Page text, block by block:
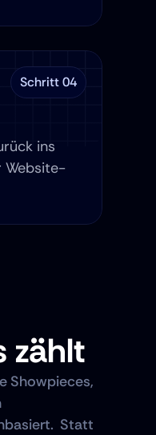
ins
Website-
Schritt 04
zählt
Showpieces,
Statt